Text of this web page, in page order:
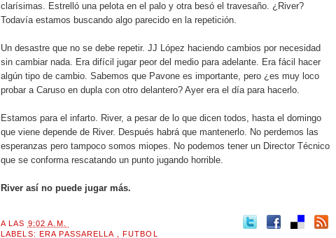
clarísimas. Estrelló una pelota en el palo y otra besó el travesaño. ¿River?
Todavía estamos buscando algo parecido en la repetición.
Un desastre que no se debe repetir. JJ López haciendo cambios por necesidad
sin cambiar nada. Era difícil jugar peor del medio para adelante. Era fácil hacer
algún tipo de cambio. Sabemos que Pavone es importante, pero ¿es muy loco
probar a Caruso en dupla con otro delantero? Ayer era el día para hacerlo.
Estamos para el infarto. River, a pesar de lo que dicen todos, hasta el domingo
que viene depende de River. Después habrá que mantenerlo. No perdemos las
esperanzas pero tampoco somos miopes. No podemos tener un Director Técnico
que se conforma rescatando un punto jugando horrible.
River así no puede jugar más.
A LAS 9:02 A.M.
LABELS: ERA PASSARELLA FUTBOL